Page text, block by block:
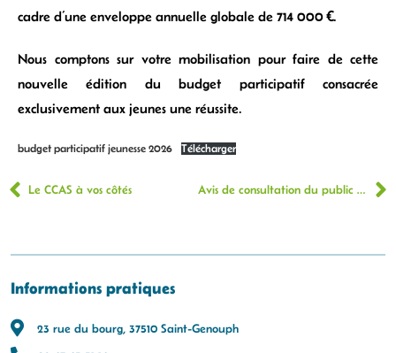
cadre d’une enveloppe annuelle globale de 714 000 €.
Nous comptons sur votre mobilisation pour faire de cette
nouvelle édition du budget participatif consacrée
exclusivement aux jeunes une réussite.
budget participatif jeunesse 2026 Télécharger
Le CCAS à vos côtés Avis de consultation du public PAPREC D3E La Riche
Informations pratiques
23 rue du bourg, 37510 Saint-Genouph